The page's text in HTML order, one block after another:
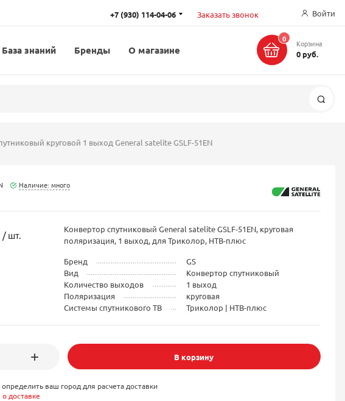
+7 (930) 114-04-06 Заказать звонок Войти
База знаний Бренды О магазине
0 Корзина
0 руб.
круговой 1 выход General satelite GSLF-51EN
Наличие: много
/ шт.
Конвертор спутниковый General satelite GSLF-51EN, круговая
поляризация, 1 выход, для Триколор, НТВ-плюс
Бренд
GS
Вид
Конвертор спутниковый
Количество выходов
1 выход
Поляризация
круговая
Системы спутникового ТВ
Триколор | НТВ-плюс
В корзину
определить ваш город для расчета доставки
доставке